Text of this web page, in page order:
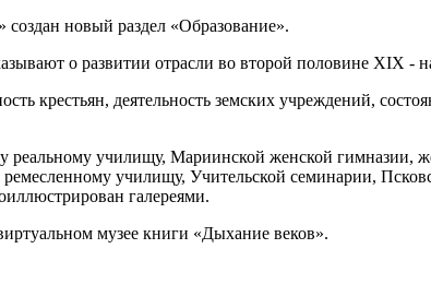
новый раздел «Образование».
о развитии отрасли во второй половине XIX -
крестьян, деятельность земских учреждений,
реальному училищу, Мариинской женской гимназии,
училищу, Учительской семинарии,
галереями.
музее книги «Дыхание веков».